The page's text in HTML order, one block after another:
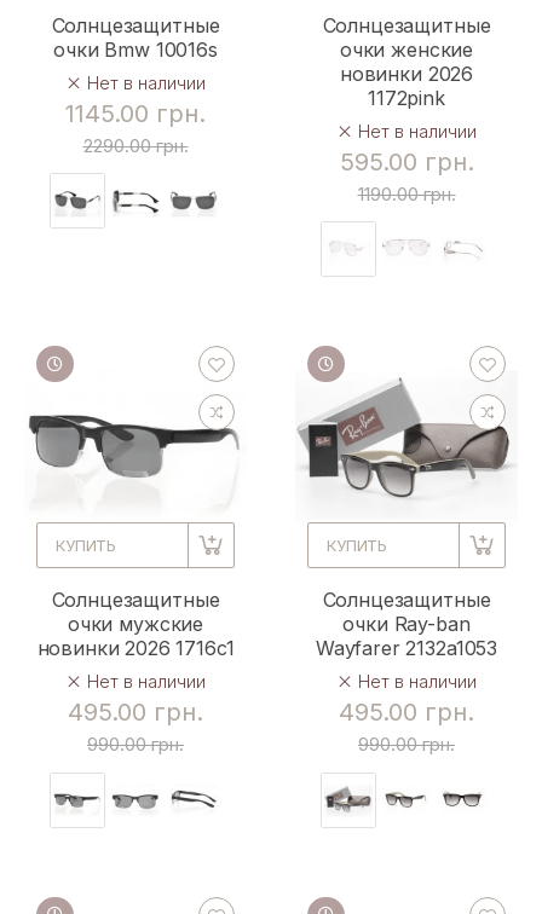
Солнцезащитные
очки Bmw 10016s
Нет в наличии
1145.00 грн.
2290.00 грн.
Солнцезащитные
очки женские
новинки 2026
1172pink
Нет в наличии
595.00 грн.
1190.00 грн.
КУПИТЬ
Солнцезащитные
очки мужские
новинки 2026 1716c1
Нет в наличии
495.00 грн.
990.00 грн.
КУПИТЬ
Солнцезащитные
очки Ray-ban
Wayfarer 2132a1053
Нет в наличии
495.00 грн.
990.00 грн.